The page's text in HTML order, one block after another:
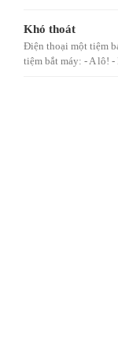
Khó thoát
Điện thoại một tiệm
tiệm bắt máy: - A lô! -